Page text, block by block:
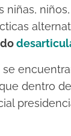
dentro